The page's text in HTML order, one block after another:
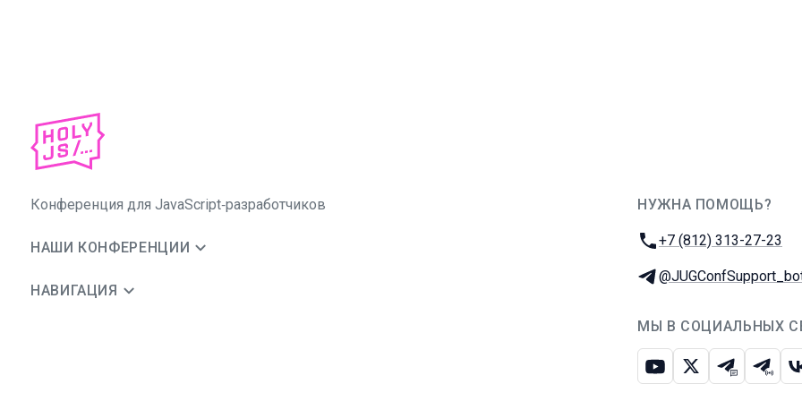
Конференция для JavaScript‑разработчиков
НАШИ КОНФЕРЕНЦИИ
НАВИГАЦИЯ
НУЖНА ПОМОЩЬ?
Телефон:
+7 (812) 313-27-23
Телеграм:
МЫ В СОЦИАЛЬНЫХ
ЮтубИкс Телеграм-